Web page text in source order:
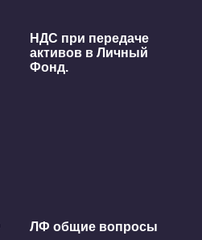
НДС при передаче
активов в Личный
Фонд.
ЛФ общие вопросы